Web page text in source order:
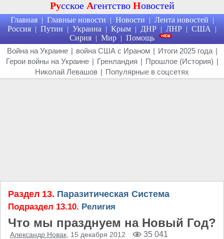
Русское Агентство Новостей
Главная | Главные новости | Новости | Лента новостей |
Россия | Путин | Украина | Крым | ДНР | ЛНР | США |
Сирия | Мир | Помощь
Война на Украине | война США с Ираном | Итоги 2025 года |
Герои войны на Украине | Гренландия | Прошлое (История) |
Николай Левашов | Популярные в соцсетях
Раздел 13. Паразитическая Система
Подраздел 13.10. Религия
Что мы празднуем на Новый Год?
Александр Новак , 15 декабря 2012 35 041